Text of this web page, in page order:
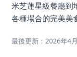
美食佳餚
米芝蓮星級餐廳到
各種場合的完美美
最後更新：2026年4月